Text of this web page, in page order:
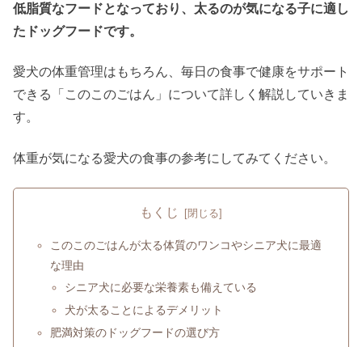
低脂質なフードとなっており、太るのが気になる子に適し
たドッグフードです。
愛犬の体重管理はもちろん、毎日の食事で健康をサポート
できる「このこのごはん」について詳しく解説していきま
す。
体重が気になる愛犬の食事の参考にしてみてください。
もくじ
このこのごはんが太る体質のワンコやシニア犬に最適
な理由
シニア犬に必要な栄養素も備えている
犬が太ることによるデメリット
肥満対策のドッグフードの選び方